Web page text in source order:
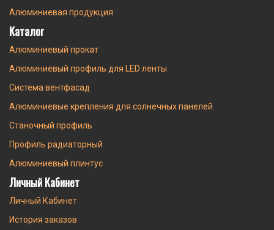
Алюминиевая продукция
Каталог
Алюминиевый прокат
Алюминиевый профиль для LED ленты
Система вентфасад
Алюминиевые крепления для солнечных панелей
Станочный профиль
Профиль радиаторный
Алюминиевый плинтус
Личный Кабинет
Личный Кабинет
История заказов